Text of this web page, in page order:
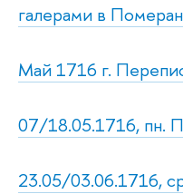
галерами в
Май 1716 г.
07/18.05.1716, пн.
23.05/03.06.1716,